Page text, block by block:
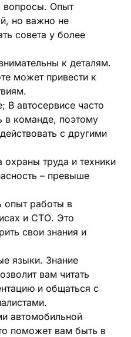
вопросы. Опыт
но важно не
совета у более
к деталям.
может привести к
В автосервисе часто
в команде, поэтому
с другими
труда и техники
– превыше
опыт работы в
и СТО. Это
свои знания и
языки. Знание
вам читать
и общаться с
автомобильной
поможет вам быть в